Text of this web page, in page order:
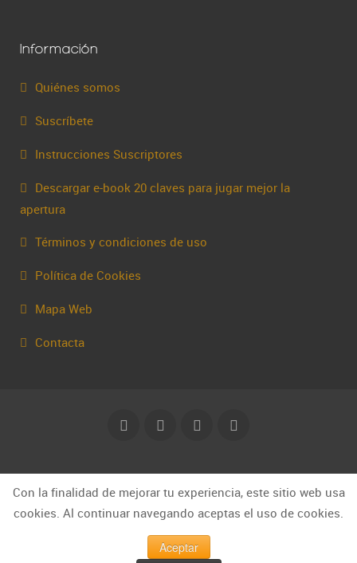
Información
Quiénes somos
Suscríbete
Instrucciones Suscriptores
Descargar e-book 20 claves para jugar mejor la
apertura
Términos y condiciones de uso
Política de Cookies
Mapa Web
Contacta
© Capakhine 2025 | capakhine@gmail.com
Con la finalidad de mejorar tu experiencia, este sitio web usa
cookies. Al continuar navegando aceptas el uso de cookies.
Aceptar